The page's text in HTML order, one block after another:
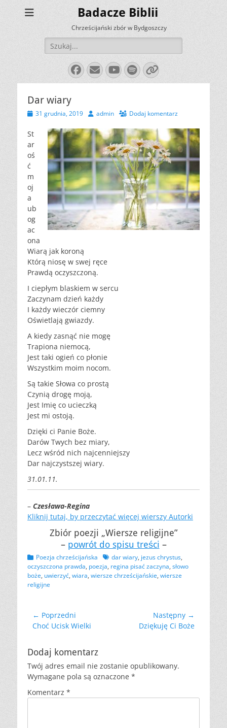
Badacze Biblii
Chrześcijański zbór w Bydgoszczy
Szukaj:
Facebook
E-
mail
YouTube
Spotify
Link
Dar wiary
Opublikowano
31 grudnia, 2019 Autoradmin Dodaj komentarz
St
ar
oś
ć
m
oj
a
ub
og
ac
ona
Wiarą jak koroną
Którą niosę w swej ręce
Prawdą oczyszczoną.
I ciepłym blaskiem w sercu
Zaczynam dzień każdy
I każdy wieczór ciemny
Oświetlają gwiazdy.
A kiedy zasnąć nie mogę
Trapiona niemocą,
Jest taki ogień co płonie
Wszystkim moim nocom.
Są takie Słowa co prostą
Czynią drogę moją,
Jest Imię co ucieczką
Jest mi ostoją.
Dzięki ci Panie Boże.
Darów Twych bez miary,
Lecz wśród nich najcenniejszy
Dar najczystszej wiary.
31.01.11.
– Czesława-Regina
Kliknij tutaj, by przeczytać więcej wierszy Autorki
Zbiór poezji „Wiersze religijne”
– powrót do spisu treści –
Kategorii
Poezja chrześcijańska Tagówdar wiary, jezus chrystus,
oczyszczona prawda, poezja, regina pisać zaczyna, słowo
boże, uwierzyć, wiara, wiersze chrześcijańskie, wiersze
religijne
Nawigacja
wpisu
← Poprzedni
Poprzedni
Choć Ucisk Wielki
Następny →
NastępnyDziękuję Ci Boże
Dodaj komentarz
Twój adres email nie zostanie opublikowany.
Wymagane pola są oznaczone *
Komentarz *